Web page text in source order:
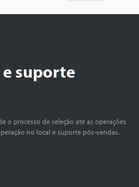
suporte
o processo de seleção até as operações
no local e suporte pós-vendas.